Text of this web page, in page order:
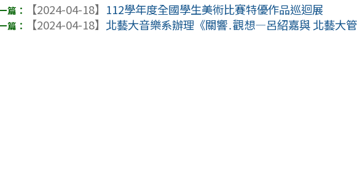
【2024-04-18】 112學年度全國學生美術比賽特優作品巡迴展
【2024-04-18】 北藝大音樂系辦理《關響․觀想—呂紹嘉與 北藝大